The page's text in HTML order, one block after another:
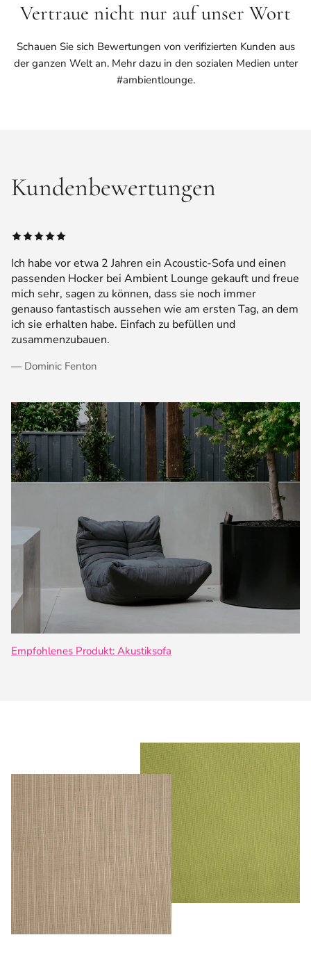
Vertraue nicht nur auf unser Wort
Schauen Sie sich Bewertungen von verifizierten Kunden aus
der ganzen Welt an. Mehr dazu in den sozialen Medien unter
#ambientlounge.
Kundenbewertungen
Ich habe vor etwa 2 Jahren ein Acoustic-Sofa und einen
passenden Hocker bei Ambient Lounge gekauft und freue
mich sehr, sagen zu können, dass sie noch immer
genauso fantastisch aussehen wie am ersten Tag, an dem
ich sie erhalten habe. Einfach zu befüllen und
zusammenzubauen.
— Dominic Fenton
Empfohlenes Produkt: Akustiksofa